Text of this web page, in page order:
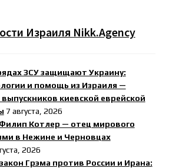
Израиля Nikk.Agency
ЗСУ защищают Украину:
и помощь из Израиля —
киевской еврейской
7 августа, 2026
Котлер — отец мирового
в Нежине и Черновцах
2026
Грэма против России и Ирана: